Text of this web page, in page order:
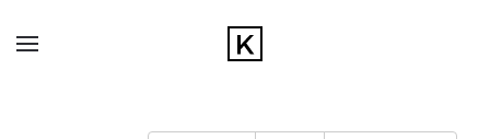
Zum Hauptinhalt springen